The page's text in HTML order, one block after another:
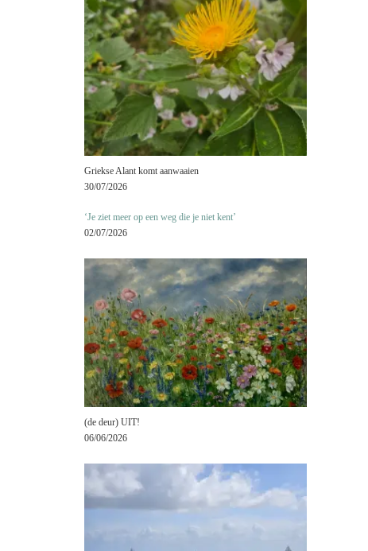
Griekse Alant komt aanwaaien
30/07/2026
‘Je ziet meer op een weg die je niet kent’
02/07/2026
(de deur) UIT!
06/06/2026